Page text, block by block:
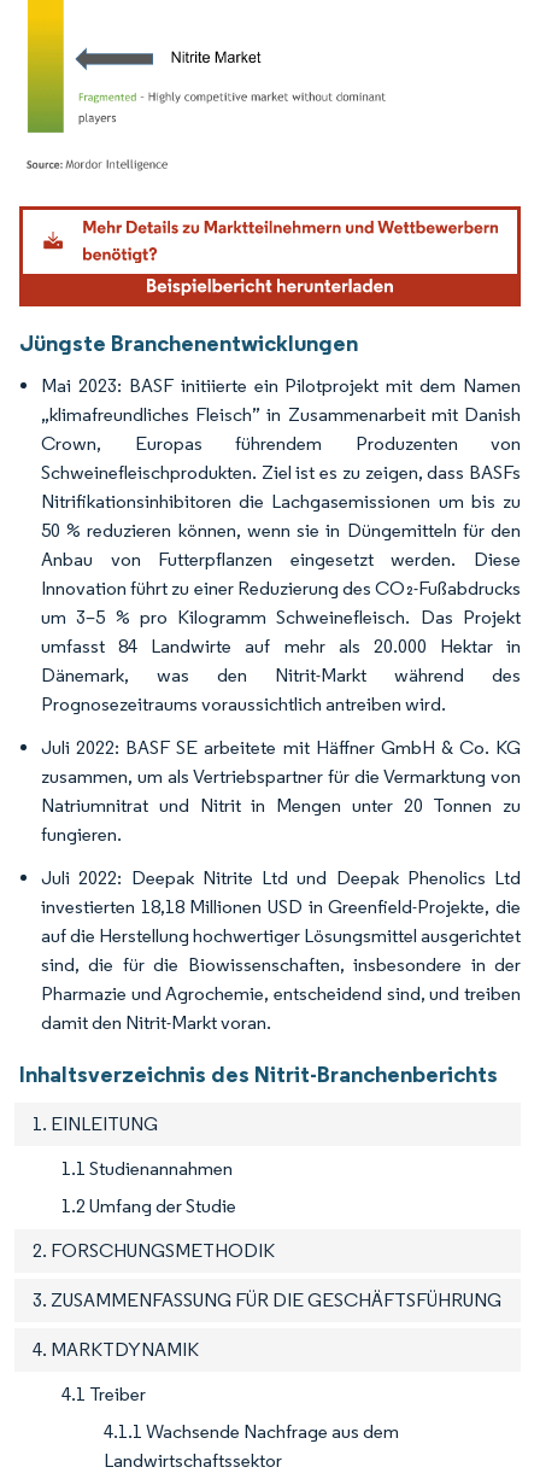
Bild © Mordor Intelligence. Wiederverwendung erfordert Namensnennung gemäß
Jüngste Branchenentwicklungen
Mai 2023: BASF initiierte ein Pilotprojekt mit dem Namen
„klimafreundliches Fleisch” in Zusammenarbeit mit Danish
Crown, Europas führendem Produzenten von
Schweinefleischprodukten. Ziel ist es zu zeigen, dass BASFs
Nitrifikationsinhibitoren die Lachgasemissionen um bis zu
50 % reduzieren können, wenn sie in Düngemitteln für den
Anbau von Futterpflanzen eingesetzt werden. Diese
Innovation führt zu einer Reduzierung des CO₂-Fußabdrucks
um 3–5 % pro Kilogramm Schweinefleisch. Das Projekt
umfasst 84 Landwirte auf mehr als 20.000 Hektar in
Dänemark, was den Nitrit-Markt während des
Prognosezeitraums voraussichtlich antreiben wird.
Juli 2022: BASF SE arbeitete mit Häffner GmbH & Co. KG
zusammen, um als Vertriebspartner für die Vermarktung von
Natriumnitrat und Nitrit in Mengen unter 20 Tonnen zu
fungieren.
Juli 2022: Deepak Nitrite Ltd und Deepak Phenolics Ltd
investierten 18,18 Millionen USD in Greenfield-Projekte, die
auf die Herstellung hochwertiger Lösungsmittel ausgerichtet
sind, die für die Biowissenschaften, insbesondere in der
Pharmazie und Agrochemie, entscheidend sind, und treiben
damit den Nitrit-Markt voran.
Inhaltsverzeichnis des Nitrit-Branchenberichts
1. EINLEITUNG
1.1 Studienannahmen
1.2 Umfang der Studie
2. FORSCHUNGSMETHODIK
3. ZUSAMMENFASSUNG FÜR DIE GESCHÄFTSFÜHRUNG
4. MARKTDYNAMIK
4.1 Treiber
4.1.1 Wachsende Nachfrage aus dem
Landwirtschaftssektor